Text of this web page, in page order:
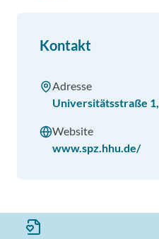
Kontakt
Adresse
Universitätsstraße 1,
Website
www.spz.hhu.de/